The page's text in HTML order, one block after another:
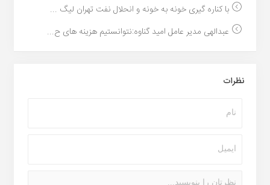
با کناره گیری خونه به خونه و انحلال نفت تهران لیگ ...
عبدالهی مدیر عامل امید گناوه:نتوانستیم هزینه های ح...
نظرات